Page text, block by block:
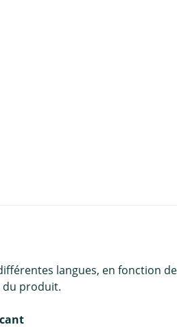
langues, en fonction
du produit.